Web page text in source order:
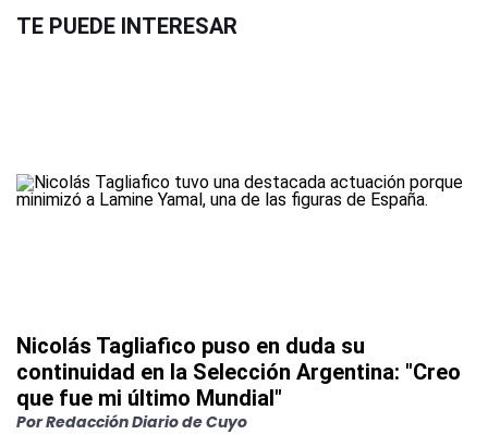
TE PUEDE INTERESAR
Nicolás Tagliafico puso en duda su
continuidad en la Selección Argentina: "Creo
que fue mi último Mundial"
PorRedacción Diario de Cuyo